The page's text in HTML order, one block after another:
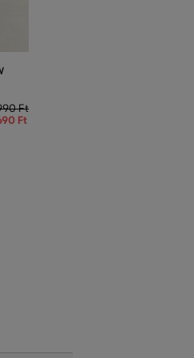
Ft
Ft